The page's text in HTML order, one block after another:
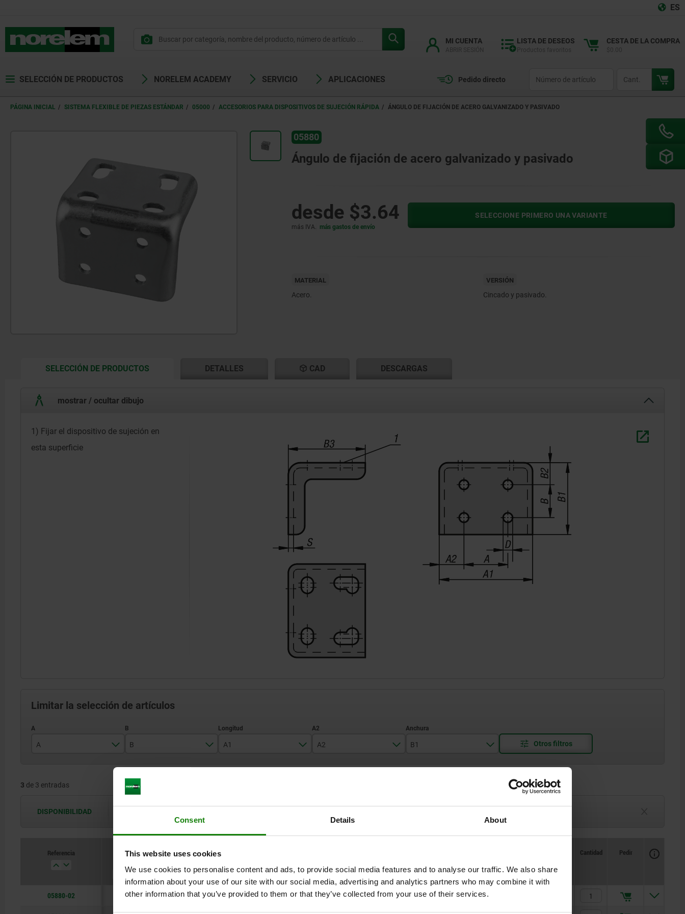
Consent Details About
This website uses cookies
We use cookies to personalise content and ads, to provide social media features and to analyse our traffic. We also share
information about your use of our site with our social media, advertising and analytics partners who may combine it with
other information that you’ve provided to them or that they’ve collected from your use of their services.
ES
MI CUENTA LISTA DE DESEOS CESTA DE LA COMPRA
SELECCIÓN DE PRODUCTOS NORELEM ACADEMY SERVICIO APLICACIONES Pedido directo
PÁGINA INICIAL SISTEMA FLEXIBLE DE PIEZAS ESTÁNDAR 05000 ACCESORIOS PARA DISPOSITIVOS DE SUJECIÓN RÁPIDA ÁNGULO DE FIJACIÓN DE ACERO GALVANIZADO Y PASIVADO
05880
Ángulo de fijación de acero galvanizado y pasivado
desde $3.64
más IVA. más gastos de envío
SELECCIONE PRIMERO UNA VARIANTE
MATERIAL
Acero.
VERSIÓN
Cincado y pasivado.
SELECCIÓN DE PRODUCTOSCURRENT
DETALLES CAD DESCARGAS
mostrar / ocultar dibujo
1) Fijar el dispositivo de sujeción en
esta superficie
Limitar la selección de artículos
A
25,4
B
32
A1
76
A2
16
B1
62
3 de 3 entradas
DISPONIBILIDAD
1-3 días
3-6 semanas
Referencia
Cantidad Pedir
05880-02 18 15 43 12,5 36,5 13,5 29,5 5 2